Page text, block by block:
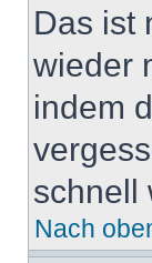
Das ist
wieder
indem
schnell
Nach